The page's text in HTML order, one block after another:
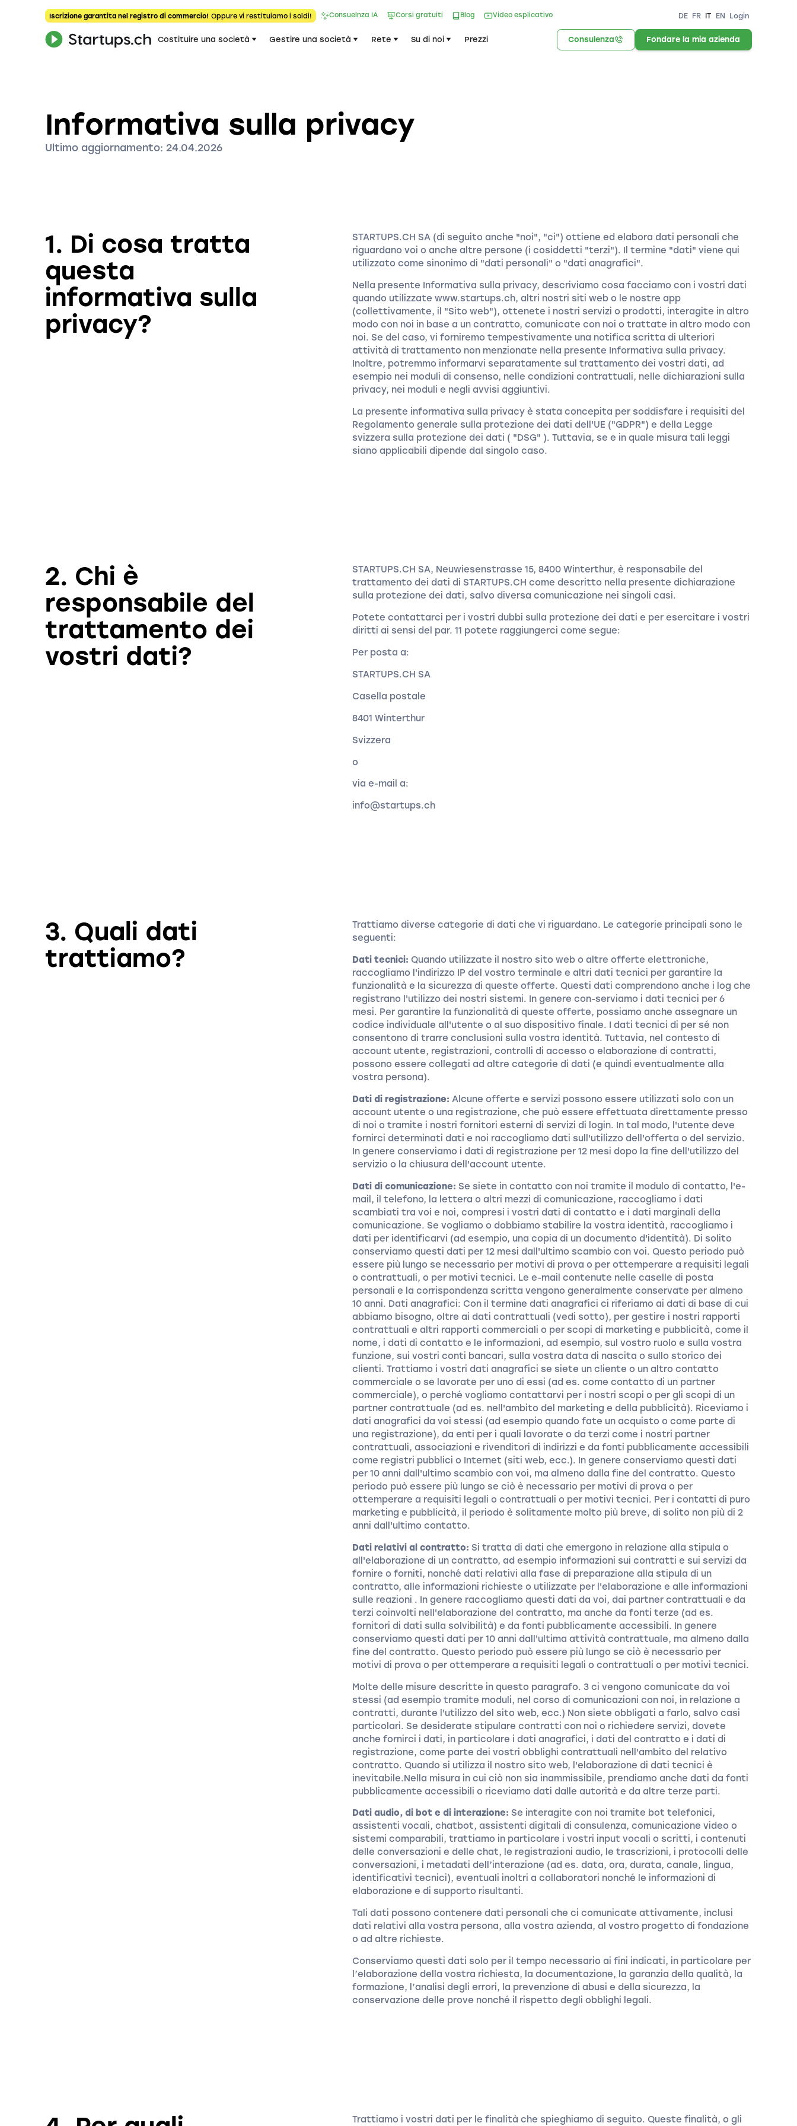
Iscrizione garantita nel registro di commercio! Oppure vi restituiamo i soldi! Consuelnza IA Corsi gratuiti Blog Video esplicativo DE FR IT EN Login
Costituire una società Gestire una società Rete Su di noi Prezzi Consulenza Fondare la mia azienda
Informativa sulla privacy
Ultimo aggiornamento: 24.04.2026
1. Di cosa tratta
questa
informativa sulla
privacy?
STARTUPS.CH SA (di seguito anche "noi", "ci") ottiene ed elabora dati personali che
riguardano voi o anche altre persone (i cosiddetti "terzi"). Il termine "dati" viene qui
utilizzato come sinonimo di "dati personali" o "dati anagrafici".
Nella presente Informativa sulla privacy, descriviamo cosa facciamo con i vostri dati
quando utilizzate www.startups.ch, altri nostri siti web o le nostre app
(collettivamente, il "Sito web"), ottenete i nostri servizi o prodotti, interagite in altro
modo con noi in base a un contratto, comunicate con noi o trattate in altro modo con
noi. Se del caso, vi forniremo tempestivamente una notifica scritta di ulteriori
attività di trattamento non menzionate nella presente Informativa sulla privacy.
Inoltre, potremmo informarvi separatamente sul trattamento dei vostri dati, ad
esempio nei moduli di consenso, nelle condizioni contrattuali, nelle dichiarazioni sulla
privacy, nei moduli e negli avvisi aggiuntivi.
La presente informativa sulla privacy è stata concepita per soddisfare i requisiti del
Regolamento generale sulla protezione dei dati dell'UE ("GDPR") e della Legge
svizzera sulla protezione dei dati ( "DSG" ). Tuttavia, se e in quale misura tali leggi
siano applicabili dipende dal singolo caso.
2. Chi è
responsabile del
trattamento dei
vostri dati?
STARTUPS.CH SA, Neuwiesenstrasse 15, 8400 Winterthur, è responsabile del
trattamento dei dati di STARTUPS.CH come descritto nella presente dichiarazione
sulla protezione dei dati, salvo diversa comunicazione nei singoli casi.
Potete contattarci per i vostri dubbi sulla protezione dei dati e per esercitare i vostri
diritti ai sensi del par. 11 potete raggiungerci come segue:
Per posta a:
STARTUPS.CH SA
Casella postale
8401 Winterthur
Svizzera
o
via e-mail a:
info@startups.ch
3. Quali dati
trattiamo?
Trattiamo diverse categorie di dati che vi riguardano. Le categorie principali sono le
seguenti:
Dati tecnici: Quando utilizzate il nostro sito web o altre offerte elettroniche,
raccogliamo l'indirizzo IP del vostro terminale e altri dati tecnici per garantire la
funzionalità e la sicurezza di queste offerte. Questi dati comprendono anche i log che
registrano l'utilizzo dei nostri sistemi. In genere con-serviamo i dati tecnici per 6
mesi. Per garantire la funzionalità di queste offerte, possiamo anche assegnare un
codice individuale all'utente o al suo dispositivo finale. I dati tecnici di per sé non
consentono di trarre conclusioni sulla vostra identità. Tuttavia, nel contesto di
account utente, registrazioni, controlli di accesso o elaborazione di contratti,
possono essere collegati ad altre categorie di dati (e quindi eventualmente alla
vostra persona).
Dati di registrazione: Alcune offerte e servizi possono essere utilizzati solo con un
account utente o una registrazione, che può essere effettuata direttamente presso
di noi o tramite i nostri fornitori esterni di servizi di login. In tal modo, l'utente deve
fornirci determinati dati e noi raccogliamo dati sull'utilizzo dell'offerta o del servizio.
In genere conserviamo i dati di registrazione per 12 mesi dopo la fine dell'utilizzo del
servizio o la chiusura dell'account utente.
Dati di comunicazione: Se siete in contatto con noi tramite il modulo di contatto, l'e-
mail, il telefono, la lettera o altri mezzi di comunicazione, raccogliamo i dati
scambiati tra voi e noi, compresi i vostri dati di contatto e i dati marginali della
comunicazione. Se vogliamo o dobbiamo stabilire la vostra identità, raccogliamo i
dati per identificarvi (ad esempio, una copia di un documento d'identità). Di solito
conserviamo questi dati per 12 mesi dall'ultimo scambio con voi. Questo periodo può
essere più lungo se necessario per motivi di prova o per ottemperare a requisiti legali
o contrattuali, o per motivi tecnici. Le e-mail contenute nelle caselle di posta
personali e la corrispondenza scritta vengono generalmente conservate per almeno
10 anni. Dati anagrafici: Con il termine dati anagrafici ci riferiamo ai dati di base di cui
abbiamo bisogno, oltre ai dati contrattuali (vedi sotto), per gestire i nostri rapporti
contrattuali e altri rapporti commerciali o per scopi di marketing e pubblicità, come il
nome, i dati di contatto e le informazioni, ad esempio, sul vostro ruolo e sulla vostra
funzione, sui vostri conti bancari, sulla vostra data di nascita o sullo storico dei
clienti. Trattiamo i vostri dati anagrafici se siete un cliente o un altro contatto
commerciale o se lavorate per uno di essi (ad es. come contatto di un partner
commerciale), o perché vogliamo contattarvi per i nostri scopi o per gli scopi di un
partner contrattuale (ad es. nell'ambito del marketing e della pubblicità). Riceviamo i
dati anagrafici da voi stessi (ad esempio quando fate un acquisto o come parte di
una registrazione), da enti per i quali lavorate o da terzi come i nostri partner
contrattuali, associazioni e rivenditori di indirizzi e da fonti pubblicamente accessibili
come registri pubblici o Internet (siti web, ecc.). In genere conserviamo questi dati
per 10 anni dall'ultimo scambio con voi, ma almeno dalla fine del contratto. Questo
periodo può essere più lungo se ciò è necessario per motivi di prova o per
ottemperare a requisiti legali o contrattuali o per motivi tecnici. Per i contatti di puro
marketing e pubblicità, il periodo è solitamente molto più breve, di solito non più di 2
anni dall'ultimo contatto.
Dati relativi al contratto: Si tratta di dati che emergono in relazione alla stipula o
all'elaborazione di un contratto, ad esempio informazioni sui contratti e sui servizi da
fornire o forniti, nonché dati relativi alla fase di preparazione alla stipula di un
contratto, alle informazioni richieste o utilizzate per l'elaborazione e alle informazioni
sulle reazioni . In genere raccogliamo questi dati da voi, dai partner contrattuali e da
terzi coinvolti nell'elaborazione del contratto, ma anche da fonti terze (ad es.
fornitori di dati sulla solvibilità) e da fonti pubblicamente accessibili. In genere
conserviamo questi dati per 10 anni dall'ultima attività contrattuale, ma almeno dalla
fine del contratto. Questo periodo può essere più lungo se ciò è necessario per
motivi di prova o per ottemperare a requisiti legali o contrattuali o per motivi tecnici.
Molte delle misure descritte in questo paragrafo. 3 ci vengono comunicate da voi
stessi (ad esempio tramite moduli, nel corso di comunicazioni con noi, in relazione a
contratti, durante l'utilizzo del sito web, ecc.) Non siete obbligati a farlo, salvo casi
particolari. Se desiderate stipulare contratti con noi o richiedere servizi, dovete
anche fornirci i dati, in particolare i dati anagrafici, i dati del contratto e i dati di
registrazione, come parte dei vostri obblighi contrattuali nell'ambito del relativo
contratto. Quando si utilizza il nostro sito web, l'elaborazione di dati tecnici è
inevitabile.Nella misura in cui ciò non sia inammissibile, prendiamo anche dati da fonti
pubblicamente accessibili o riceviamo dati dalle autorità e da altre terze parti.
Dati audio, di bot e di interazione: Se interagite con noi tramite bot telefonici,
assistenti vocali, chatbot, assistenti digitali di consulenza, comunicazione video o
sistemi comparabili, trattiamo in particolare i vostri input vocali o scritti, i contenuti
delle conversazioni e delle chat, le registrazioni audio, le trascrizioni, i protocolli delle
conversazioni, i metadati dell’interazione (ad es. data, ora, durata, canale, lingua,
identificativi tecnici), eventuali inoltri a collaboratori nonché le informazioni di
elaborazione e di supporto risultanti.
Tali dati possono contenere dati personali che ci comunicate attivamente, inclusi
dati relativi alla vostra persona, alla vostra azienda, al vostro progetto di fondazione
o ad altre richieste.
Conserviamo questi dati solo per il tempo necessario ai fini indicati, in particolare per
l’elaborazione della vostra richiesta, la documentazione, la garanzia della qualità, la
formazione, l’analisi degli errori, la prevenzione di abusi e della sicurezza, la
conservazione delle prove nonché il rispetto degli obblighi legali.
Trattiamo i vostri dati per le finalità che spieghiamo di seguito. Queste finalità, o gli